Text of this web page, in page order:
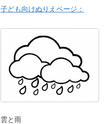
子ども向けぬりえページ：
雲と雨